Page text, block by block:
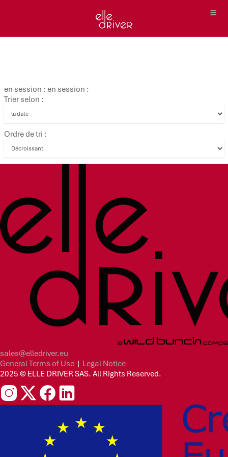
en session : en session :
Trier selon :
Ordre de tri :
sales@elledriver.eu
General Terms of Use | Legal Notice
2025 © ELLE DRIVER SAS. All Rights Reserved.